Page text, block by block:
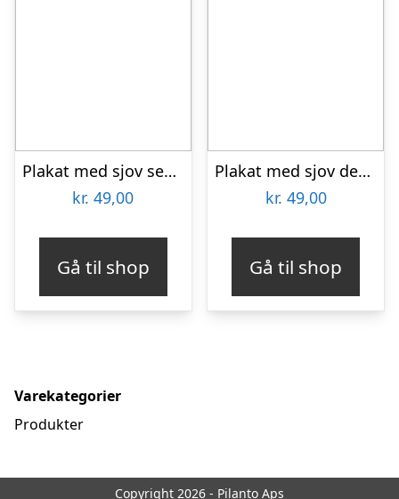
Plakat med sjov sex definition
kr. 49,00
Gå til shop
Plakat med sjov definition af søster
kr. 49,00
Gå til shop
Varekategorier
Produkter
Copyright 2026 - Pilanto Aps